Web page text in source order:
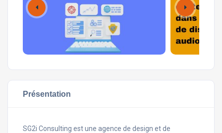
Présentation
SG2i Consulting est une agence de design et de